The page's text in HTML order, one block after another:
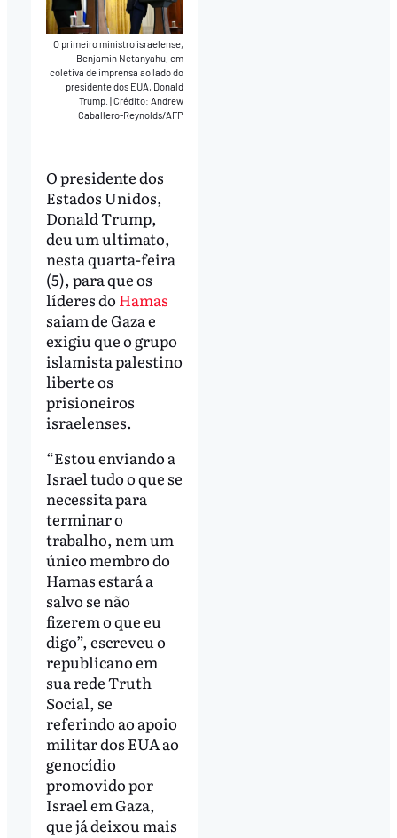
O primeiro ministro israelense,
Benjamin Netanyahu, em
coletiva de imprensa ao lado do
presidente dos EUA, Donald
Trump.|Crédito: Andrew
Caballero-Reynolds/AFP
O presidente dos
Estados Unidos,
Donald Trump,
deu um ultimato,
nesta quarta-feira
(5), para que os
líderes do Hamas
saiam de Gaza e
exigiu que o grupo
islamista palestino
liberte os
prisioneiros
israelenses.
“Estou enviando a
Israel tudo o que se
necessita para
terminar o
trabalho, nem um
único membro do
Hamas estará a
salvo se não
fizerem o que eu
digo”, escreveu o
republicano em
sua rede Truth
Social, se
referindo ao apoio
militar dos EUA ao
genocídio
promovido por
Israel em Gaza,
que já deixou mais